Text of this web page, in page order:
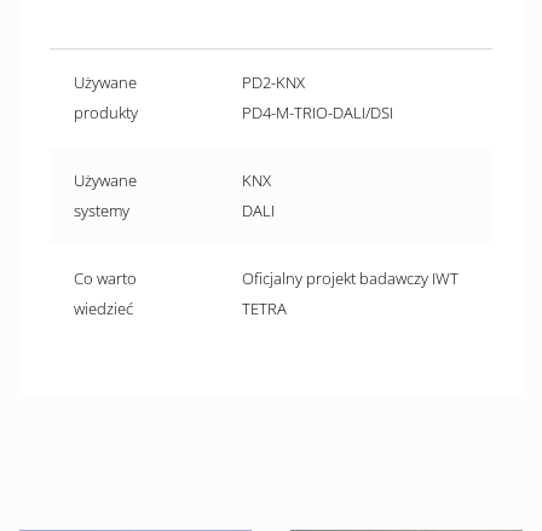
Używane
produkty
PD2-KNX
PD4-M-TRIO-DALI/DSI
Używane
systemy
KNX
DALI
Co warto
wiedzieć
Oficjalny projekt badawczy IWT
TETRA